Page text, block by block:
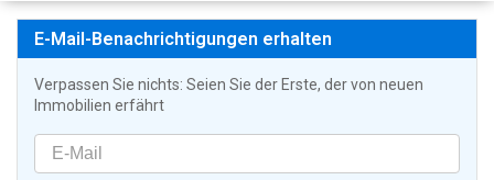
E-Mail-Benachrichtigungen erhalten
Verpassen Sie nichts: Seien Sie der Erste, der von neuen
Immobilien erfährt